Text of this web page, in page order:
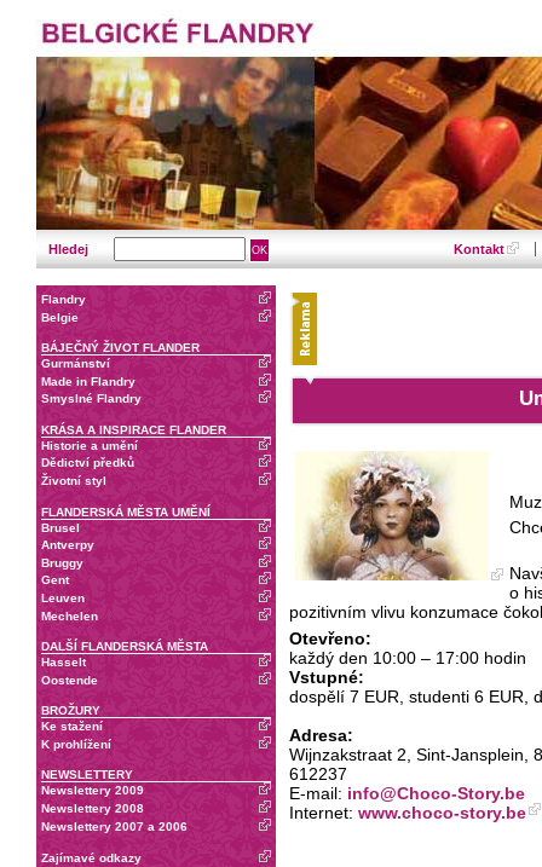
Hledej Kontakt
Flandry
Belgie
BÁJEČNÝ ŽIVOT FLANDER
Gurmánství
Made in Flandry
Smyslné Flandry
KRÁSA A INSPIRACE FLANDER
Historie a umění
Dědictví předků
Životní styl
FLANDERSKÁ MĚSTA UMĚNÍ
Brusel
Antverpy
Bruggy
Gent
Leuven
Mechelen
DALŠÍ FLANDERSKÁ MĚSTA
Hasselt
Oostende
BROŽURY
Ke stažení
K prohlížení
NEWSLETTERY
Newslettery 2009
Newslettery 2008
Newslettery 2007 a 2006
Zajímavé odkazy
o
pozitivním vlivu konzumace
Otevřeno:
každý den 10:00 – 17:00 hodin
Vstupné:
dospělí 7 EUR, studenti 6 EUR,
Adresa:
Wijnzakstraat 2, Sint-Jansplein,
612237
E-mail: info@Choco-Story.be
Internet: www.choco-story.be